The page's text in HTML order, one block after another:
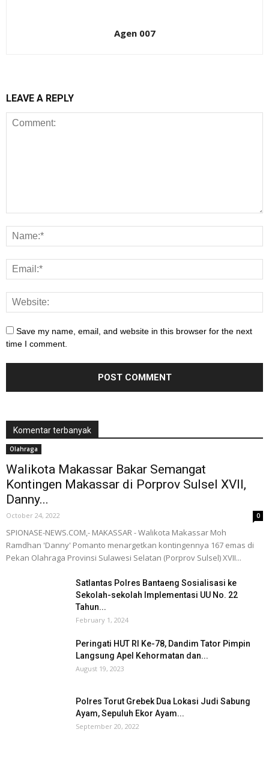
Agen 007
LEAVE A REPLY
Save my name, email, and website in this browser for the next
time I comment.
Komentar terbanyak
Olahraga
Walikota Makassar Bakar Semangat
Kontingen Makassar di Porprov Sulsel XVII,
Danny...
October 24, 2022 0
SPIONASE-NEWS.COM,- MAKASSAR - Walikota Makassar Moh
Ramdhan 'Danny' Pomanto menargetkan kontingennya 167 emas di
Pekan Olahraga Provinsi Sulawesi Selatan (Porprov Sulsel) XVII...
Satlantas Polres Bantaeng Sosialisasi ke
Sekolah-sekolah Implementasi UU No. 22
Tahun...
February 1, 2024
Peringati HUT RI Ke-78, Dandim Tator Pimpin
Langsung Apel Kehormatan dan...
August 19, 2023
Polres Torut Grebek Dua Lokasi Judi Sabung
Ayam, Sepuluh Ekor Ayam...
September 20, 2022